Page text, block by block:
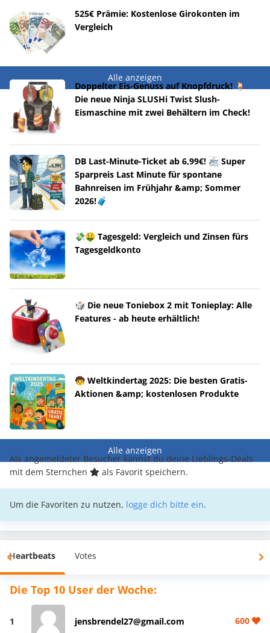
525€ Prämie: Kostenlose Girokonten im
Vergleich
Alle anzeigen
Doppelter Eis-Genuss auf Knopfdruck! 🍹
Die neue Ninja SLUSHi Twist Slush-
Eismaschine mit zwei Behältern im Check!
DB Last-Minute-Ticket ab 6,99€! 🚈 Super
Sparpreis Last Minute für spontane
Bahnreisen im Frühjahr &amp; Sommer
2026!🧳
💸🤑 Tagesgeld: Vergleich und Zinsen fürs
Tagesgeldkonto
🎲 Die neue Toniebox 2 mit Tonieplay: Alle
Features - ab heute erhältlich!
🧒 Weltkindertag 2025: Die besten Gratis-
Aktionen &amp; kostenlosen Produkte
Alle anzeigen
Als angemeldeter Besucher kannst du deine Lieblings-Deals
mit dem Sternchen
als Favorit speichern.
Um die Favoriten zu nutzen, logge dich bitte ein.
Heartbeats Votes
Die Top 10 User der Woche:
1 jensbrendel27@gmail.com 600